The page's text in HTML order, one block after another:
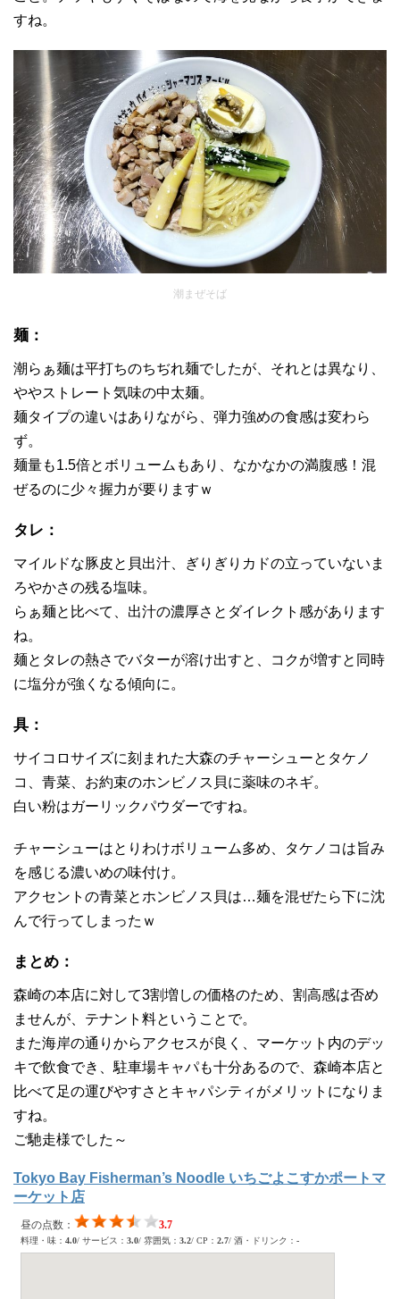
すね。
潮まぜそば
麺：
潮らぁ麺は平打ちのちぢれ麺でしたが、それとは異なり、
ややストレート気味の中太麺。
麺タイプの違いはありながら、弾力強めの食感は変わら
ず。
麺量も1.5倍とボリュームもあり、なかなかの満腹感！混
ぜるのに少々握力が要りますｗ
タレ：
マイルドな豚皮と貝出汁、ぎりぎりカドの立っていないま
ろやかさの残る塩味。
らぁ麺と比べて、出汁の濃厚さとダイレクト感があります
ね。
麺とタレの熱さでバターが溶け出すと、コクが増すと同時
に塩分が強くなる傾向に。
具：
サイコロサイズに刻まれた大森のチャーシューとタケノ
コ、青菜、お約束のホンビノス貝に薬味のネギ。
白い粉はガーリックパウダーですね。
チャーシューはとりわけボリューム多め、タケノコは旨み
を感じる濃いめの味付け。
アクセントの青菜とホンビノス貝は…麺を混ぜたら下に沈
んで行ってしまったｗ
まとめ：
森崎の本店に対して3割増しの価格のため、割高感は否め
ませんが、テナント料ということで。
また海岸の通りからアクセスが良く、マーケット内のデッ
キで飲食でき、駐車場キャパも十分あるので、森崎本店と
比べて足の運びやすさとキャパシティがメリットになりま
すね。
ご馳走様でした～
Tokyo Bay Fisherman’s Noodle いちごよこすかポートマ
ーケット店